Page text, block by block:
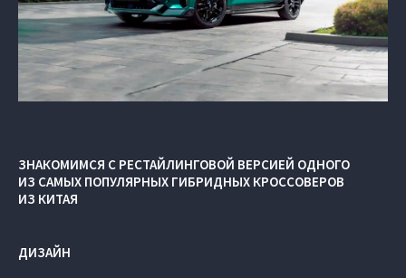
ЗНАКОМИМСЯ С РЕСТАЙЛИНГОВОЙ ВЕРСИЕЙ ОДНОГО
ИЗ САМЫХ ПОПУЛЯРНЫХ ГИБРИДНЫХ КРОССОВЕРОВ
ИЗ КИТАЯ
ДИЗАЙН